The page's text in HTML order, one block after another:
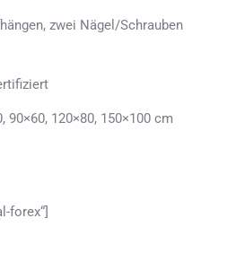
zwei Nägel/Schrauben
90×60, 120×80, 150×100 cm
forex“]